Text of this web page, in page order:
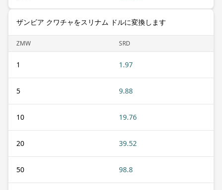
ザンビア クワチャをスリナム ドルに変換します
ZMW SRD
1 1.97
5 9.88
10 19.76
20 39.52
50 98.8